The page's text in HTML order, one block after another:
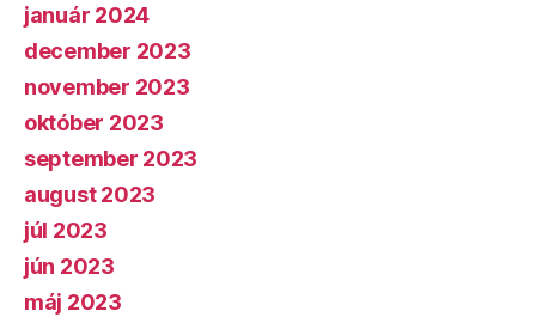
január 2024
december 2023
november 2023
október 2023
september 2023
august 2023
júl 2023
jún 2023
máj 2023